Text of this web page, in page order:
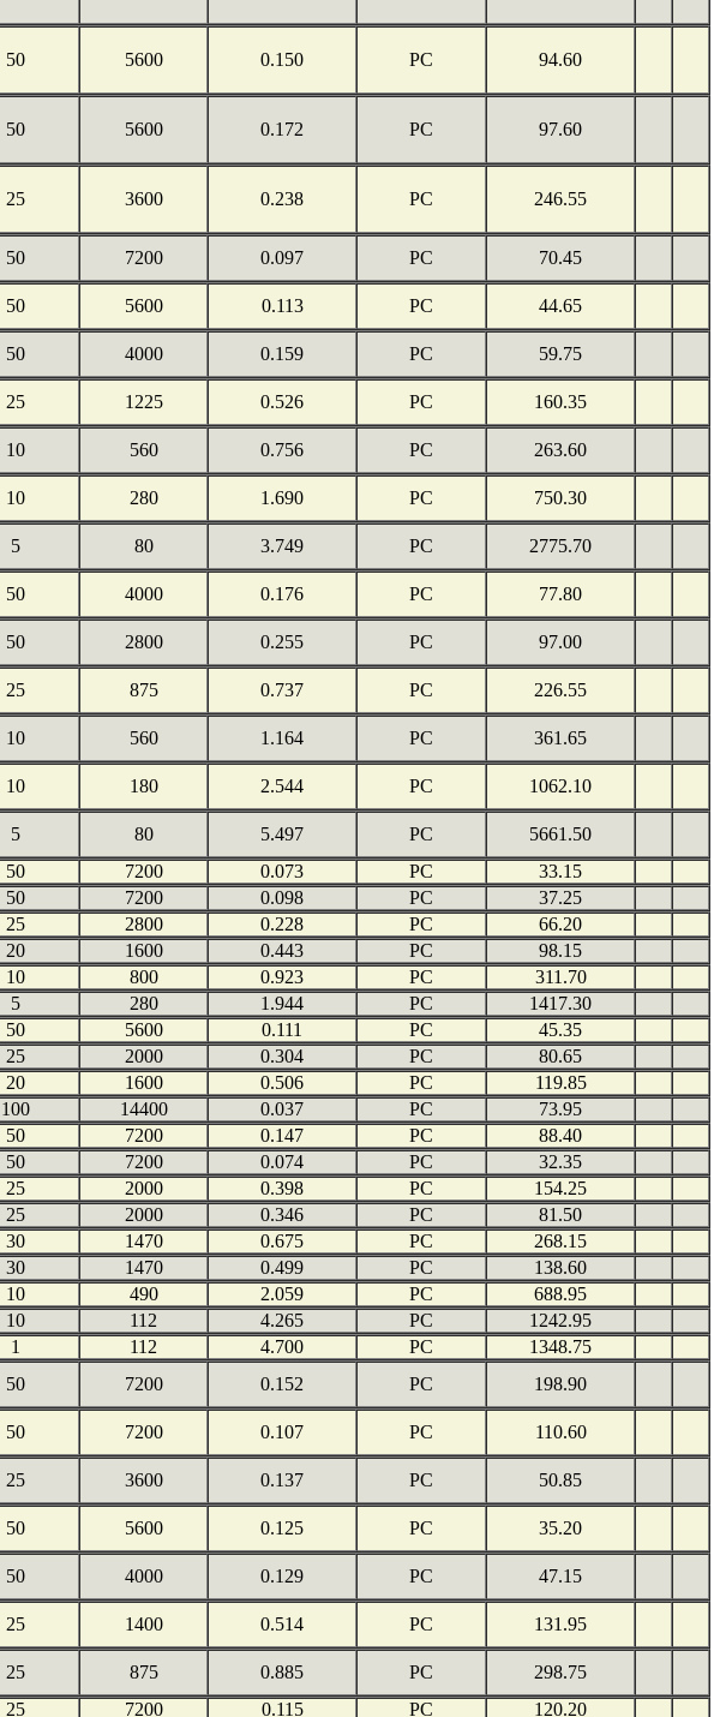
50 5600 0.150 PC 94.60
50 5600 0.172 PC 97.60
25 3600 0.238 PC 246.55
50 7200 0.097 PC 70.45
50 5600 0.113 PC 44.65
50 4000 0.159 PC 59.75
25 1225 0.526 PC 160.35
10 560 0.756 PC 263.60
10 280 1.690 PC 750.30
5 80 3.749 PC 2775.70
50 4000 0.176 PC 77.80
50 2800 0.255 PC 97.00
25 875 0.737 PC 226.55
10 560 1.164 PC 361.65
10 180 2.544 PC 1062.10
5 80 5.497 PC
5661.50
50 7200 0.073 PC
33.15
50 7200 0.098 PC
37.25
25 2800 0.228 PC
66.20
20 1600 0.443 PC
98.15
10 800 0.923 PC
311.70
5 280 1.944 PC
1417.30
50 5600 0.111 PC
45.35
25 2000 0.304 PC
80.65
20 1600 0.506 PC
119.85
100 14400 0.037 PC
73.95
50 7200 0.147 PC
88.40
50 7200 0.074 PC
32.35
25 2000 0.398 PC
154.25
25 2000 0.346 PC
81.50
30 1470 0.675 PC
268.15
30 1470 0.499 PC
138.60
10 490 2.059 PC
688.95
10 112 4.265 PC
1242.95
1 112 4.700 PC
1348.75
50 7200 0.152 PC 198.90
50 7200 0.107 PC 110.60
25 3600 0.137 PC 50.85
50 5600 0.125 PC 35.20
50 4000 0.129 PC 47.15
25 1400 0.514 PC 131.95
25 875 0.885 PC
298.75
25 7200 0.115 PC 120.20